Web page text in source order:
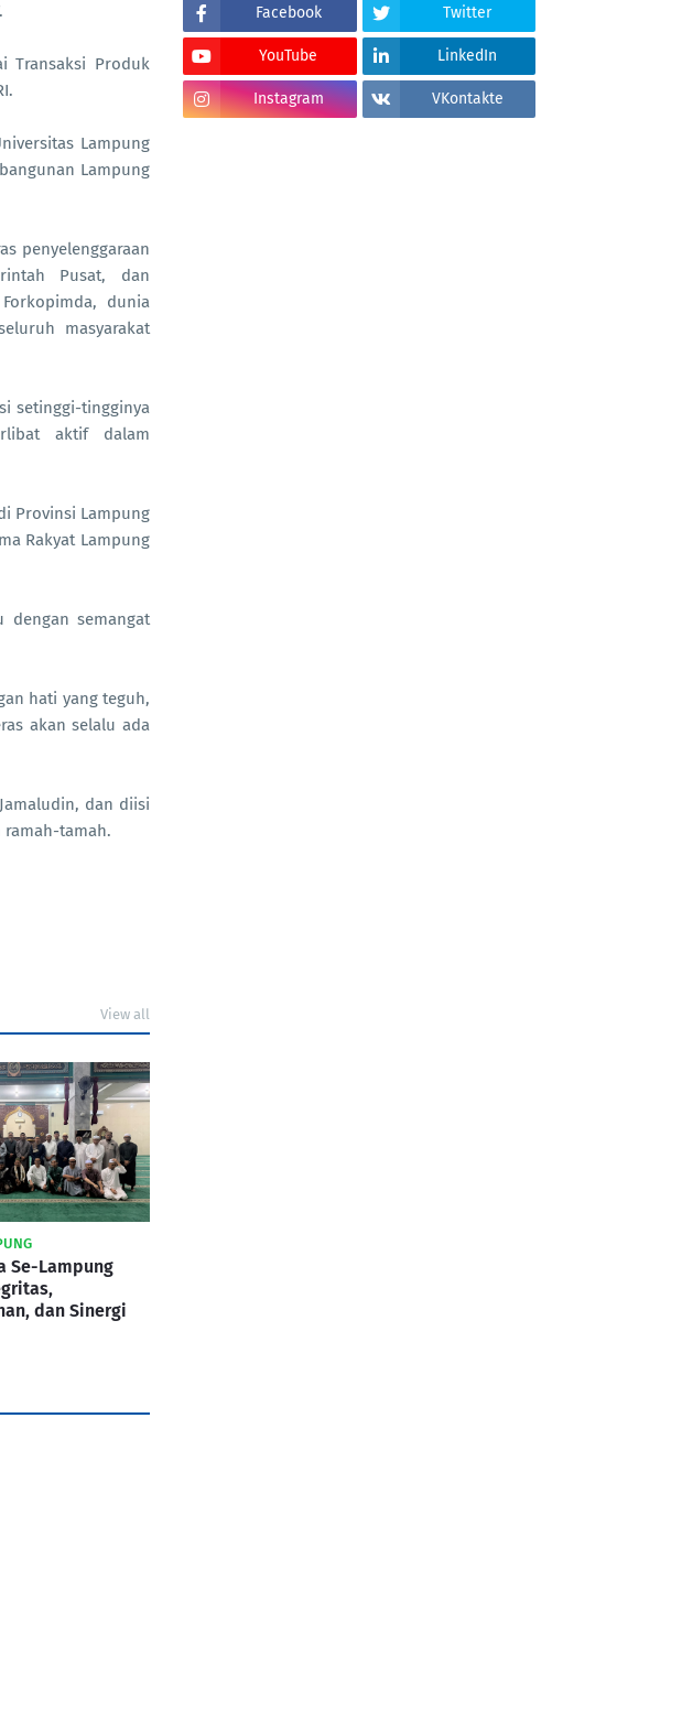
Transaksi Produk
Lampung
Lampung
penyelenggaraan
Pusat, dan
dunia
masyarakat
setinggi-tingginya
aktif dalam
Provinsi Lampung
Rakyat Lampung
dengan semangat
hati yang teguh,
akan selalu ada
dan diisi
tamah.
View all
Se-Lampung
dan Sinergi
Facebook Twitter
YouTube LinkedIn
Instagram VKontakte